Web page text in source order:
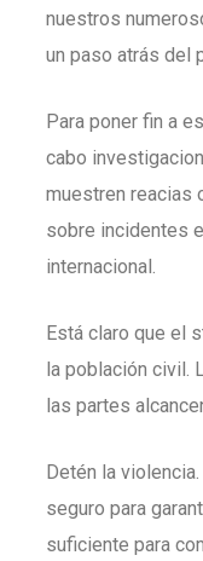
nuestros
un paso atrás del
Para poner fin a
cabo
muestren reacias
sobre incidentes
internacional.
Está claro que el
la población civil.
las partes
Detén la
seguro para
suficiente para